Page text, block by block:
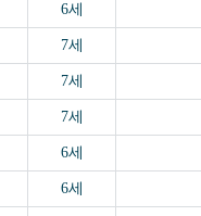
6세
7세
7세
7세
6세
6세